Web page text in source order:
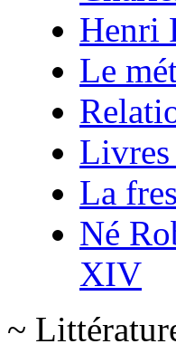
Henri
Le
La
Né
XIV
~